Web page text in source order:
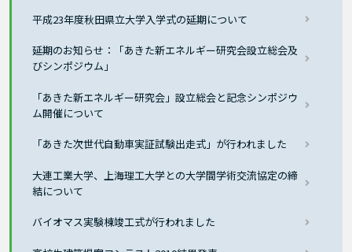
平成23年度秋田県立大学入学式の延期について
延期のお知らせ：「あきた新エネルギー研究会設立総会及
びシンポジウム」
「あきた新エネルギー研究会」設立総会と記念シンポジウ
ム開催について
「あきた次世代自動車実証試験出走式」が行われました
大連工業大学、上海理工大学との大学間学術交流協定の締
結について
バイオマス実験棟竣工式が行われました